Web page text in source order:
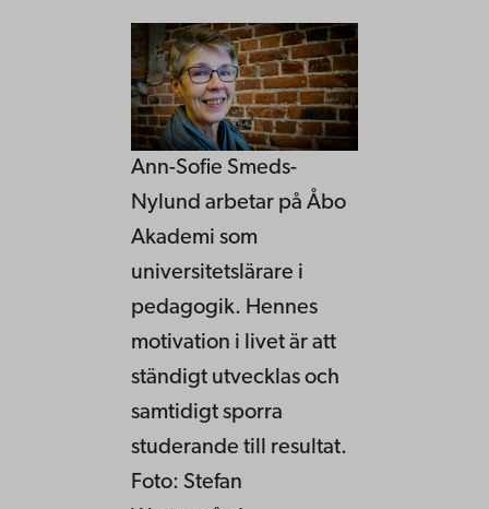
Ann-Sofie Smeds-
Nylund arbetar på Åbo
Akademi som
universitetslärare i
pedagogik. Hennes
motivation i livet är att
ständigt utvecklas och
samtidigt sporra
studerande till resultat.
Foto: Stefan